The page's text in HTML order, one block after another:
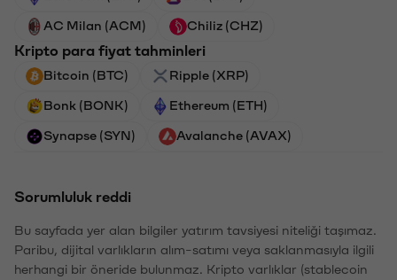
AC Milan (ACM) Chiliz (CHZ)
Kripto para fiyat tahminleri
Bitcoin (BTC) Ripple (XRP)
Bonk (BONK) Ethereum (ETH)
Synapse (SYN) Avalanche (AVAX)
Sorumluluk reddi
Bu sayfada yer alan bilgiler yatırım tavsiyesi niteliği taşımaz.
Paribu, dijital varlıkların alım-satımı veya saklanmasıyla ilgili
herhangi bir öneride bulunmaz. Kripto varlıklar (stablecoin